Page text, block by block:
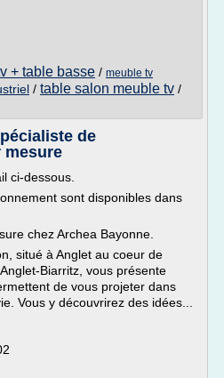
+ table basse / meuble tv
/ table salon meuble tv /
de
mesure
ci-dessous.
sont disponibles dans
chez Archea Bayonne.
situé à Anglet au coeur de
Biarritz, vous présente
de vous projeter dans
Vous y découvrirez des idées...